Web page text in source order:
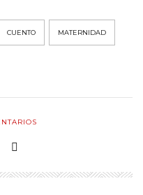
CUENTO MATERNIDAD